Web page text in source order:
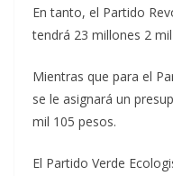
En tanto, el Partido
tendrá 23 millones 2
Mientras que para el
se le asignará un
mil 105 pesos.
El Partido Verde